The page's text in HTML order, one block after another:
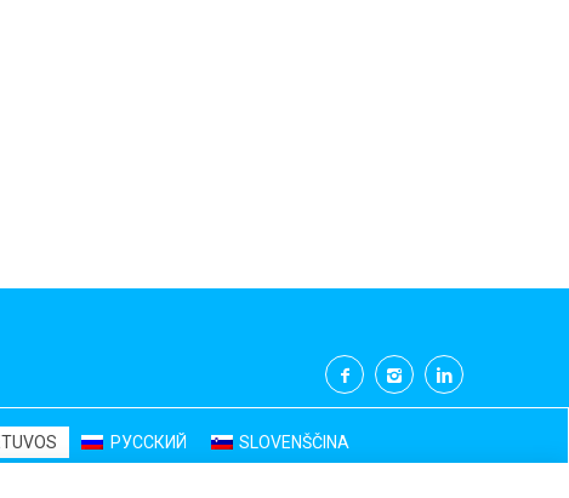
РУССКИЙ SLOVENŠČINA